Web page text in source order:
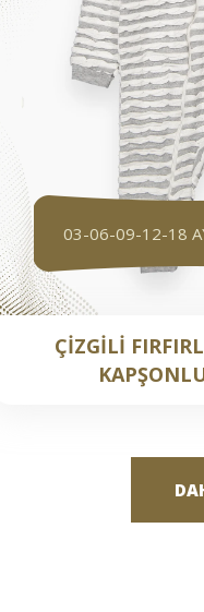
03-06-09-12-18
ÇİZGİLİ